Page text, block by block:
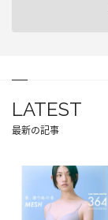
LATEST
最新の記事